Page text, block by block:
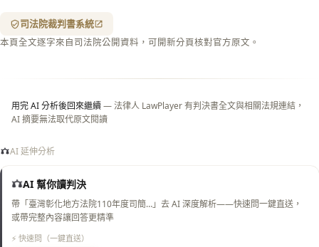
司法院裁判書系統
本頁全文逐字來自司法院公開資料，可開新分頁核對官方原文。
用完 AI 分析後回來繼續— 法律人 LawPlayer 有判決書全文與相關法規連結，
AI 摘要無法取代原文閱讀
AI 延伸分析
AI 幫你讀判決
帶「臺灣彰化地方法院110年度司簡…」去 AI 深度解析——快速問一鍵直送，
或帶完整內容讓回答更精準
⚡ 快速問（一鍵直送）